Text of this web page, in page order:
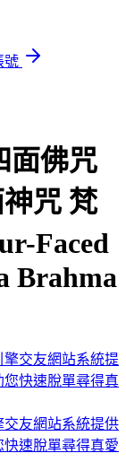
號
面佛咒
咒 梵
Faced
Brahma
友網站系統提供
速脫單尋得真愛